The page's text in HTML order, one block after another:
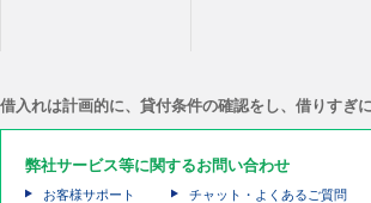
借入れは計画的に、貸付条件の確認をし、借りすぎ
弊社サービス等に関するお問い合わせ
お客様サポート チャット・よくあるご質問